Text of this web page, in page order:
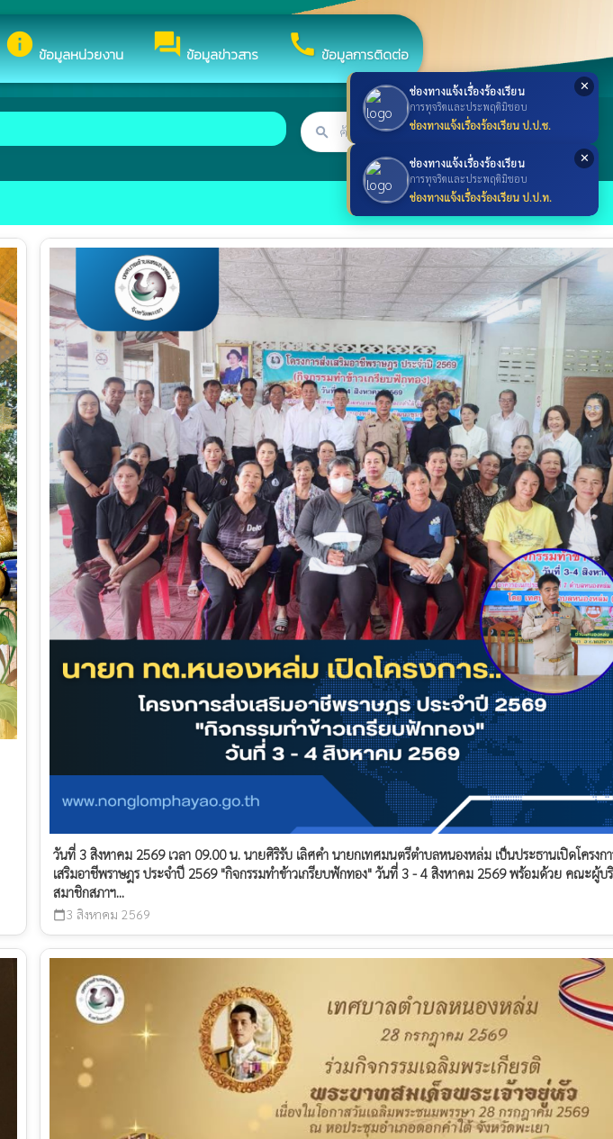
✕
ช่องทางแจ้งเรื่องร้องเรียน
การทุจริตและประพฤติมิชอบ
ช่องทางแจ้งเรื่องร้องเรียน ป.ป.ช.
✕
ช่องทางแจ้งเรื่องร้องเรียน
การทุจริตและประพฤติมิชอบ
ช่องทางแจ้งเรื่องร้องเรียน ป.ป.ท.
infoข้อมูลหน่วยงาน forumข้อมูลข่าวสาร callข้อมูลการติดต่อ
search searchค้นหา
วันที่ 3 สิงหาคม 2569 เวลา 09.00 น. นายศิริรับ เลิศคำ นายกเทศมนตรีตำบลหนองหล่ม เป็นประธานเปิดโครงกา
เสริมอาชีพราษฎร ประจำปี 2569 "กิจกรรมทำข้าวเกรียบฟักทอง" วันที่ 3 - 4 สิงหาคม 2569 พร้อมด้วย คณะผู้บ
สมาชิกสภาฯ...
calendar_today3 สิงหาคม 2569